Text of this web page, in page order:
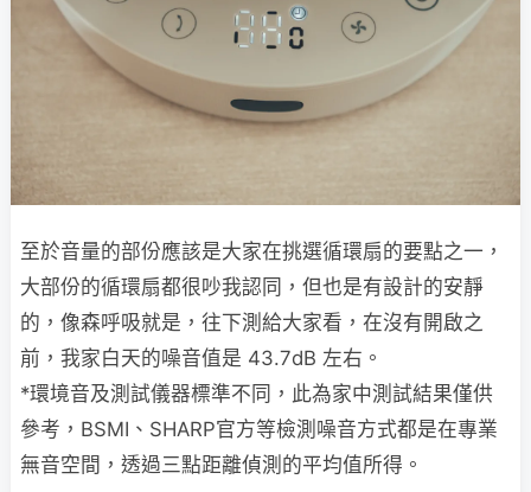
至於音量的部份應該是大家在挑選循環扇的要點之一，
大部份的循環扇都很吵我認同，但也是有設計的安靜
的，像森呼吸就是，往下測給大家看，在沒有開啟之
前，我家白天的噪音值是 43.7dB 左右。
*環境音及測試儀器標準不同，此為家中測試結果僅供
參考，BSMI、SHARP官方等檢測噪音方式都是在專業
無音空間，透過三點距離偵測的平均值所得。